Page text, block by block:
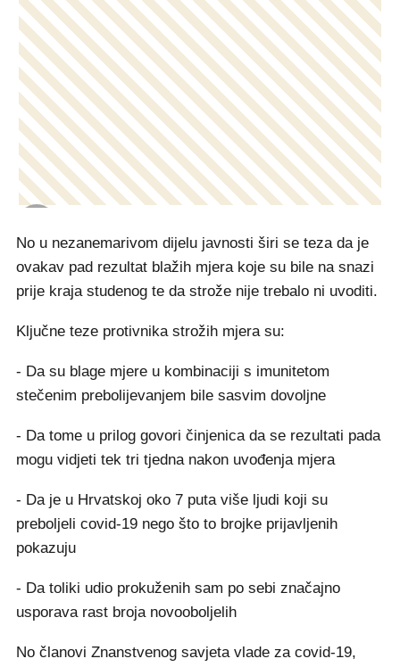
No u nezanemarivom dijelu javnosti širi se teza da je
ovakav pad rezultat blažih mjera koje su bile na snazi
prije kraja studenog te da strože nije trebalo ni uvoditi.
Ključne teze protivnika strožih mjera su:
- Da su blage mjere u kombinaciji s imunitetom
stečenim prebolijevanjem bile sasvim dovoljne
- Da tome u prilog govori činjenica da se rezultati pada
mogu vidjeti tek tri tjedna nakon uvođenja mjera
- Da je u Hrvatskoj oko 7 puta više ljudi koji su
preboljeli covid-19 nego što to brojke prijavljenih
pokazuju
- Da toliki udio prokuženih sam po sebi značajno
usporava rast broja novooboljelih
No članovi Znanstvenog savjeta vlade za covid-19,